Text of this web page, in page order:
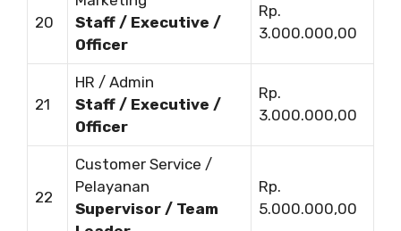
20
Staff / Executive /
Officer
Rp.
3.000.000,00
21
HR / Admin
Staff / Executive /
Officer
Rp.
3.000.000,00
22
Customer Service /
Pelayanan
Supervisor / Team
Rp.
5.000.000,00